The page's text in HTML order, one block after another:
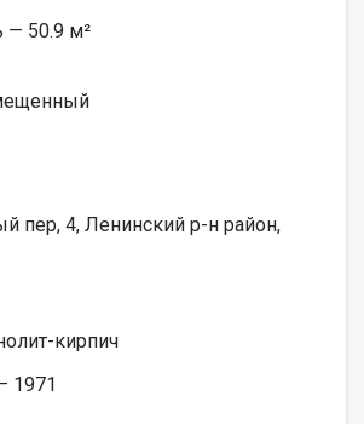
— 50.9 м²
пер, 4, Ленинский р-н район,
кирпич
1971